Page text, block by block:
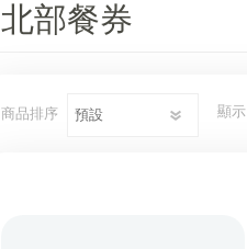
北部餐券
商品排序 顯示